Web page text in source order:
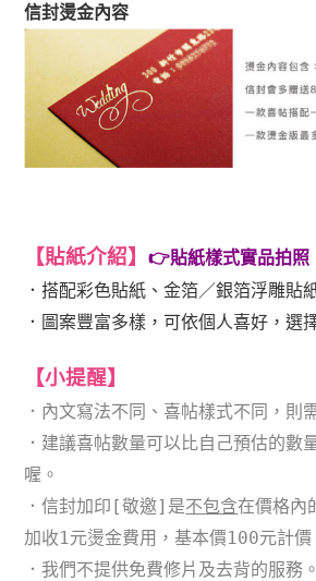
信封燙金內容
【貼紙介紹】👉貼紙樣式實品拍照
．搭配彩色貼紙、金箔／銀箔浮雕貼
． 圖案豐富多樣，可依個人喜好，選
【小提醒】
．內文寫法不同、喜帖樣式不同，則
． 建議喜帖數量可以比自己預估的數
喔。
．信封加印[敬邀]是不包含在價格內
加收1元燙金費用，基本價100元計價
．我們不提供免費修片及去背的服務